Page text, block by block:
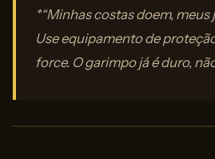
*“Minhas costas doem,
Use equipamento de
force. O garimpo já é duro,